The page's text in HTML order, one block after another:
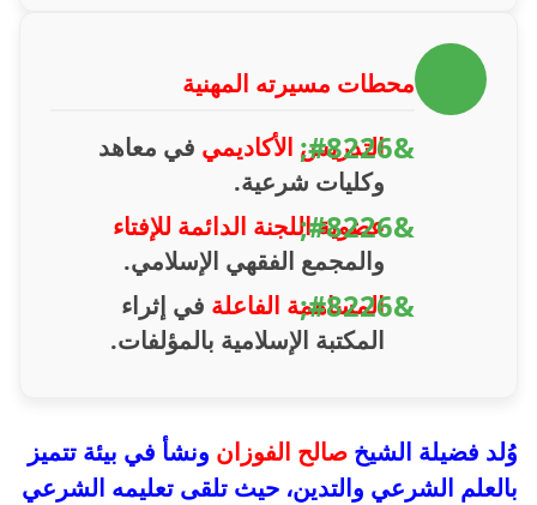
محطات مسيرته المهنية
التدريس الأكاديمي في معاهد
وكليات شرعية.
عضوية اللجنة الدائمة للإفتاء
والمجمع الفقهي الإسلامي.
المساهمة الفاعلة في إثراء
المكتبة الإسلامية بالمؤلفات.
وُلد فضيلة الشيخ صالح الفوزان ونشأ في بيئة تتميز
بالعلم الشرعي والتدين، حيث تلقى تعليمه الشرعي